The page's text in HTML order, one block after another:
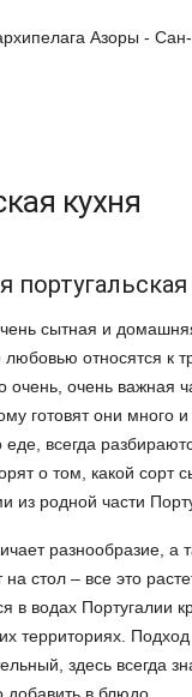
Азоры -
кухня
португальская
сытная и
любовью относятся к
очень, очень важная
готовят они много
всегда
о том, какой сорт
из родной части
разнообразие, а
на стол – все это
в водах Португалии
территориях. Подход
здесь всегда